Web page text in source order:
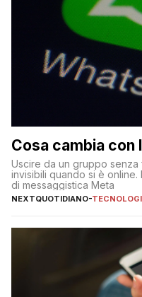
Cosa cambia con
Uscire da un gruppo
invisibili quando si è
di messaggistica Meta
NEXTQUOTIDIANO-